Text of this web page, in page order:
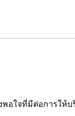
อใจที่มีต่อการให้